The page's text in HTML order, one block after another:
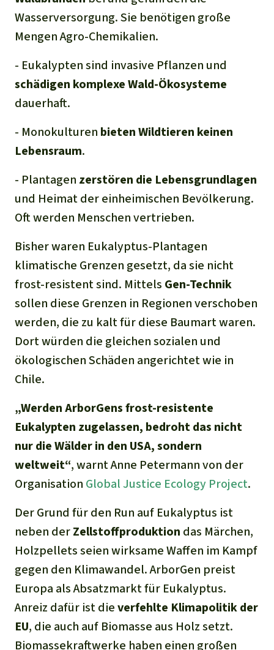
Wasserversorgung. Sie benötigen große
Mengen Agro-Chemikalien.
- Eukalypten sind invasive Pflanzen und
schädigen komplexe Wald-Ökosysteme
dauerhaft.
- Monokulturen bieten Wildtieren keinen
Lebensraum.
- Plantagen zerstören die Lebensgrundlagen
und Heimat der einheimischen Bevölkerung.
Oft werden Menschen vertrieben.
Bisher waren Eukalyptus-Plantagen
klimatische Grenzen gesetzt, da sie nicht
frost-resistent sind. Mittels Gen-Technik
sollen diese Grenzen in Regionen verschoben
werden, die zu kalt für diese Baumart waren.
Dort würden die gleichen sozialen und
ökologischen Schäden angerichtet wie in
Chile.
„Werden ArborGens frost-resistente
Eukalypten zugelassen, bedroht das nicht
nur die Wälder in den USA, sondern
weltweit“, warnt Anne Petermann von der
Organisation Global Justice Ecology Project.
Der Grund für den Run auf Eukalyptus ist
neben derZellstoffproduktion das Märchen,
Holzpellets seien wirksame Waffen im Kampf
gegen den Klimawandel. ArborGen preist
Europa als Absatzmarkt für Eukalyptus.
Anreiz dafür ist dieverfehlte Klimapolitik der
EU, die auch auf Biomasse aus Holz setzt.
Biomassekraftwerke haben einen großen